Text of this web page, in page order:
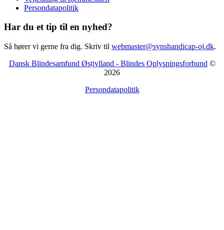
Persondatapolitik
Har du et tip til en nyhed?
Så hører vi gerne fra dig. Skriv til webmaster@synshandicap-oj.dk.
Dansk Blindesamfund Østjylland - Blindes Oplysningsforbund ©
2026
Persondatapolitik